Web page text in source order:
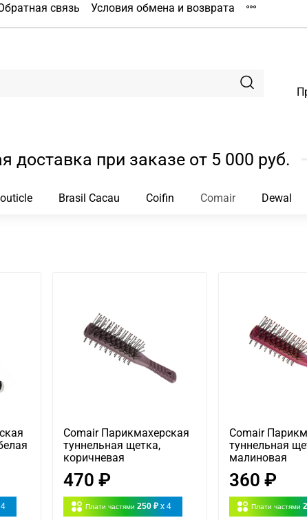
связь Условия обмена и возврата
доставка при заказе от 5 000 руб.
Brasil Cacau Coifin Comair Dewal
Comair Парикмахерская
туннельная щетка,
коричневая
470 ₽
Плати частями 250 ₽ x 4
Comair
туннельная
малиновая
360 ₽
Плати частями